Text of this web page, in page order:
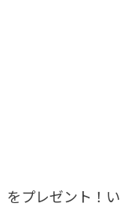
プレゼント！い